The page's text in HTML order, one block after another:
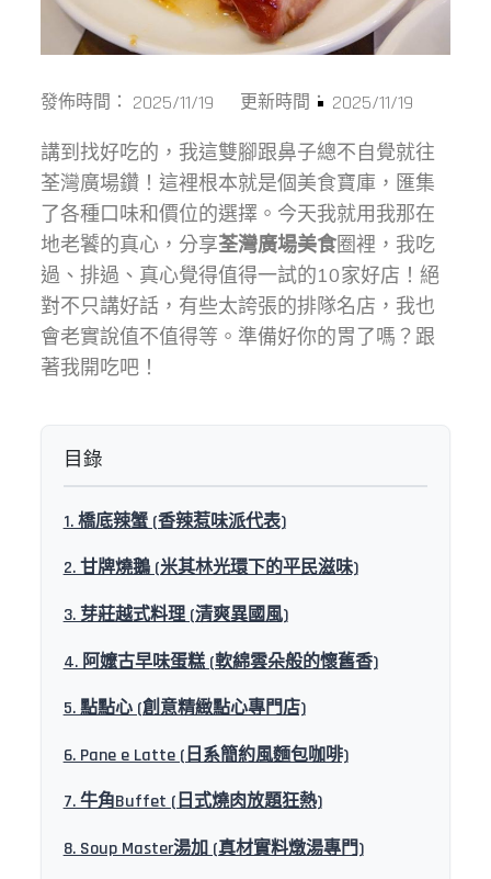
發佈時間： 2025/11/19 更新時間： 2025/11/19
講到找好吃的，我這雙腳跟鼻子總不自覺就往
荃灣廣場鑽！這裡根本就是個美食寶庫，匯集
了各種口味和價位的選擇。今天我就用我那在
地老饕的真心，分享荃灣廣場美食圈裡，我吃
過、排過、真心覺得值得一試的10家好店！絕
對不只講好話，有些太誇張的排隊名店，我也
會老實說值不值得等。準備好你的胃了嗎？跟
著我開吃吧！
目錄
1. 橋底辣蟹 (香辣惹味派代表)
2. 甘牌燒鵝 (米其林光環下的平民滋味)
3. 芽莊越式料理 (清爽異國風)
4. 阿嬤古早味蛋糕 (軟綿雲朵般的懷舊香)
5. 點點心 (創意精緻點心專門店)
6. Pane e Latte (日系簡約風麵包咖啡)
7. 牛角Buffet (日式燒肉放題狂熱)
8. Soup Master湯加 (真材實料燉湯專門)